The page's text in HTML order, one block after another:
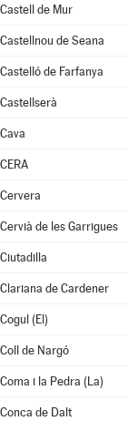
Castell de Mur
Castellnou de Seana
Castelló de Farfanya
Castellserà
Cava
CERA
Cervera
Cervià de les Garrigues
Ciutadilla
Clariana de Cardener
Cogul (El)
Coll de Nargó
Coma i la Pedra (La)
Conca de Dalt